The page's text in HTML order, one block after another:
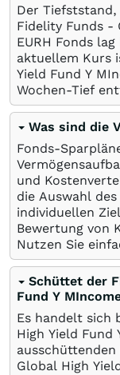
Der
Fidelity Funds -
EURH Fonds
aktuellem Kurs
Yield Fund Y
Wochen-Tief
Was sind die
Fonds-
und
die Auswahl
individuellen
Bewertung von
Nutzen Sie
Schüttet der
Fund Y
Es handelt sich
High Yield Fund
Global High